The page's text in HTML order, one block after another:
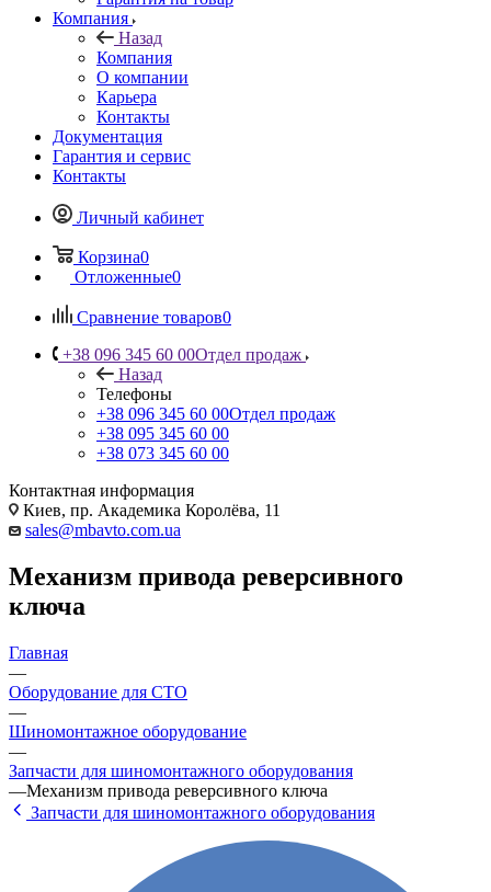
Компания
Назад
Компания
О компании
Карьера
Контакты
Документация
Гарантия и сервис
Контакты
Личный кабинет
Корзина0
Отложенные0
Сравнение товаров0
+38 096 345 60 00Отдел продаж
Назад
Телефоны
+38 096 345 60 00Отдел продаж
+38 095 345 60 00
+38 073 345 60 00
Контактная информация
Киев, пр. Академика Королёва, 11
sales@mbavto.com.ua
Механизм привода реверсивного
ключа
Главная
—
Оборудование для СТО
—
Шиномонтажное оборудование
—
Запчасти для шиномонтажного оборудования
—Механизм привода реверсивного ключа
Запчасти для шиномонтажного оборудования